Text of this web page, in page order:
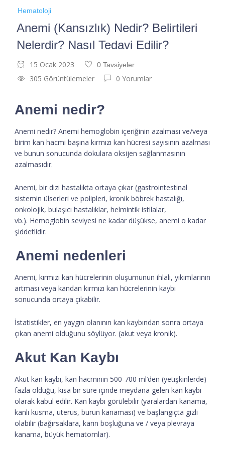
Hematoloji
Anemi (Kansızlık) Nedir? Belirtileri
Nelerdir? Nasıl Tedavi Edilir?
15 Ocak 2023 0 Tavsiyeler
305 Görüntülemeler 0 Yorumlar
Anemi nedir?
Anemi nedir? Anemi hemoglobin içeriğinin azalması ve/veya
birim kan hacmi başına kırmızı kan hücresi sayısının azalması
ve bunun sonucunda dokulara oksijen sağlanmasının
azalmasıdır.
Anemi, bir dizi hastalıkta ortaya çıkar (gastrointestinal
sistemin ülserleri ve polipleri, kronik böbrek hastalığı,
onkolojik, bulaşıcı hastalıklar, helmintik istilalar,
vb.). Hemoglobin seviyesi ne kadar düşükse, anemi o kadar
şiddetlidir.
Anemi nedenleri
Anemi, kırmızı kan hücrelerinin oluşumunun ihlali, yıkımlarının
artması veya kandan kırmızı kan hücrelerinin kaybı
sonucunda ortaya çıkabilir.
İstatistikler, en yaygın olanının kan kaybından sonra ortaya
çıkan anemi olduğunu söylüyor. (akut veya kronik).
Akut Kan Kaybı
Akut kan kaybı, kan hacminin 500-700 ml’den (yetişkinlerde)
fazla olduğu, kısa bir süre içinde meydana gelen kan kaybı
olarak kabul edilir. Kan kaybı görülebilir (yaralardan kanama,
kanlı kusma, uterus, burun kanaması) ve başlangıçta gizli
olabilir (bağırsaklara, karın boşluğuna ve / veya plevraya
kanama, büyük hematomlar).